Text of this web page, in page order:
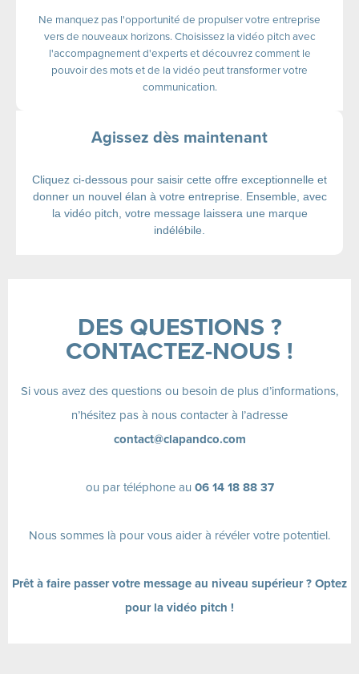
Ne manquez pas l'opportunité de propulser votre entreprise
vers de nouveaux horizons. Choisissez la vidéo pitch avec
l'accompagnement d'experts et découvrez comment le
pouvoir des mots et de la vidéo peut transformer votre
communication.
Agissez dès maintenant
Cliquez ci-dessous pour saisir cette offre exceptionnelle et
donner un nouvel élan à votre entreprise. Ensemble, avec
la vidéo pitch, votre message laissera une marque
indélébile.
DES QUESTIONS ?
CONTACTEZ-NOUS !
Si vous avez des questions ou besoin de plus d’informations,
n’hésitez pas à nous contacter à l’adresse
contact@clapandco.com
ou par téléphone au 06 14 18 88 37
Nous sommes là pour vous aider à révéler votre potentiel.
Prêt à faire passer votre message au niveau supérieur ? Optez
pour la vidéo pitch !